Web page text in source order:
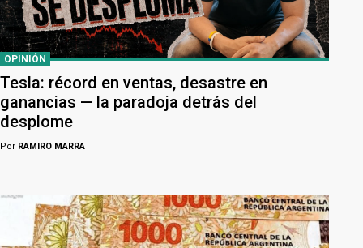
OPINIÓN
Tesla: récord en ventas, desastre en
ganancias — la paradoja detrás del
desplome
Por RAMIRO MARRA